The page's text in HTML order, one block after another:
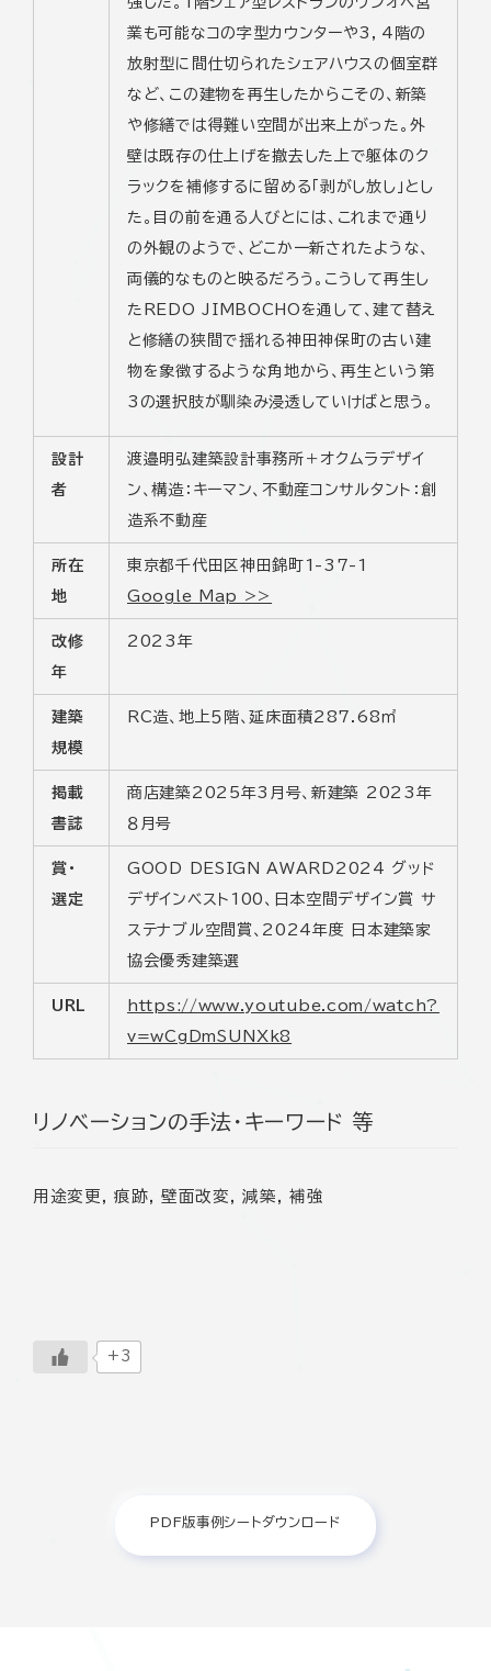
業も可能なコの字型カウンターや3，4階の
放射型に間仕切られたシェアハウスの個室群
など、この建物を再生したからこその、新築
や修繕では得難い空間が出来上がった。外
壁は既存の仕上げを撤去した上で躯体のク
ラックを補修するに留める「剥がし放し」とし
た。目の前を通る人びとには、これまで通り
の外観のようで、どこか一新されたような、
両儀的なものと映るだろう。こうして再生し
たREDO JIMBOCHOを通して、建て替え
と修繕の狭間で揺れる神田神保町の古い建
物を象徴するような角地から、再生という第
3の選択肢が馴染み浸透していけばと思う。
設計
者
渡邉明弘建築設計事務所＋オクムラデザイ
ン、構造：キーマン、不動産コンサルタント：創
造系不動産
所在
地
東京都千代田区神田錦町1-37-1
Google Map >>
改修
年
2023年
建築
規模
RC造、地上５階、延床面積287.68㎡
掲載
書誌
商店建築2025年3月号、新建築 2023年
８月号
賞・
選定
GOOD DESIGN AWARD2024 グッド
デザインベスト100、日本空間デザイン賞 サ
ステナブル空間賞、2024年度 日本建築家
協会優秀建築選
URL
https://www.youtube.com/watch?
v=wCgDmSUNXk8
リノベーションの手法・キーワード 等
用途変更, 痕跡, 壁面改変, 減築, 補強
+3
PDF版事例シートダウンロード